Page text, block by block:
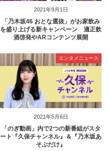
2021年9月1日
「乃木坂46 おとな選抜」がお家飲み
を盛り上げる新キャンペーン 適正飲
酒啓発やARコンテンツ展開
2021年5月6日
エンタメニュース
「のぎ動画」内で2つの新番組がスタ
ート『久保チャンネル』＆『乃木坂あ
そぶだけ』